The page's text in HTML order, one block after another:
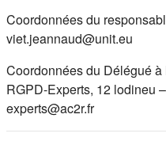
Coordonnées du
viet.jeannaud@unit.eu
Coordonnées du Délégué
RGPD-Experts, 12 lodineu
experts@ac2r.fr